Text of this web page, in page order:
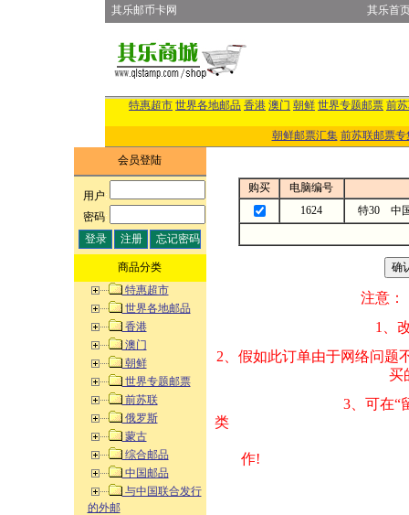
其乐邮币卡网 其乐首
特惠超市 世界各地邮品 香港 澳门 朝鲜 世界专题邮票 前
朝鲜邮票汇集 前苏联邮票专
会员登陆
用户:
密码:
商品分类
特惠超市
世界各地邮品
香港
澳门
朝鲜
世界专题邮票
前苏联
俄罗斯
蒙古
综合邮品
中国邮品
与中国联合发行
的外邮
购买
电脑编号
1624
特30 中
注意：
1、改变商品数量
2、假如此订单由
买的邮品的“
3、可在“
类 方式告之
作!